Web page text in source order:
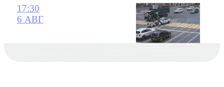
17:30
6 АВГ